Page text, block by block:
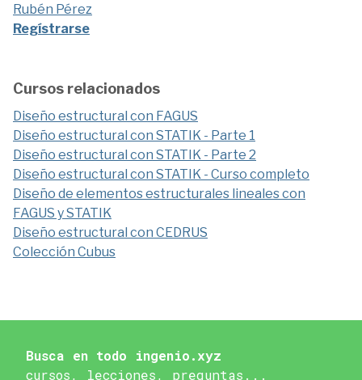
Rubén Pérez
Regístrarse
Cursos relacionados
Diseño estructural con FAGUS
Diseño estructural con STATIK - Parte 1
Diseño estructural con STATIK - Parte 2
Diseño estructural con STATIK - Curso completo
Diseño de elementos estructurales lineales con
FAGUS y STATIK
Diseño estructural con CEDRUS
Colección Cubus
Busca en todo ingenio.xyz
cursos, lecciones, preguntas...